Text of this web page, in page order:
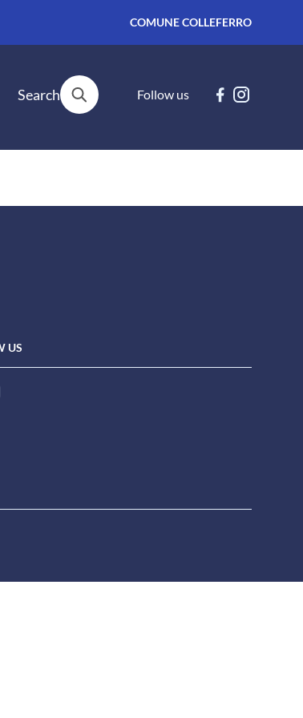
COMUNE COLLEFERRO
Search Follow us
US